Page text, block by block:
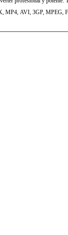
MP4, AVI, 3GP, MPEG,